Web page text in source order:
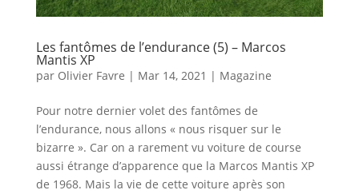
Les fantômes de l’endurance (5) – Marcos
Mantis XP
par Olivier Favre | Mar 14, 2021 | Magazine
Pour notre dernier volet des fantômes de
l’endurance, nous allons « nous risquer sur le
bizarre ». Car on a rarement vu voiture de course
aussi étrange d’apparence que la Marcos Mantis XP
de 1968. Mais la vie de cette voiture après son